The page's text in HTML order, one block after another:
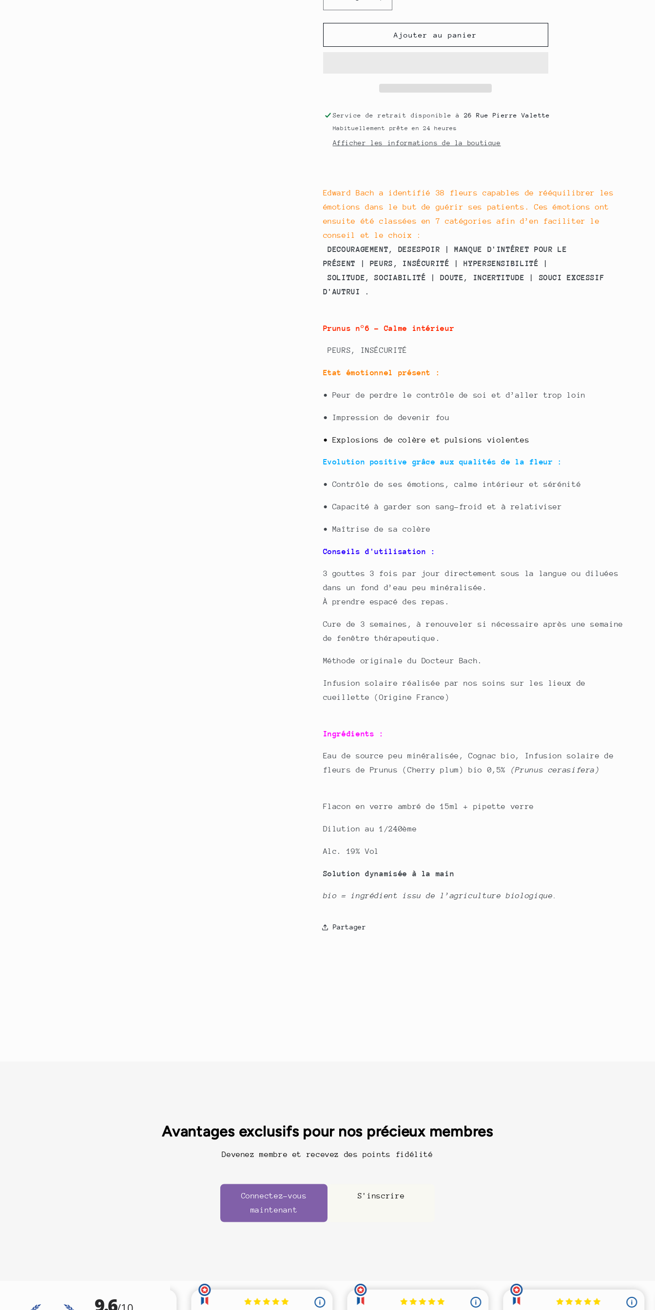
Réduire
la
quantité
Cherry
Dr
Bach
Bio
Augmenter
la
quantité
Cherry
Dr
Bach
Bio
Ajouter au panier
Service de retrait disponible à 26 Rue Pierre Valette
Habituellement prête en 24 heures
Afficher les informations de la boutique
Edward Bach a identifié 38 fleurs capables de rééquilibrer les
émotions dans le but de guérir ses patients. Ces émotions ont
ensuite été classées en 7 catégories afin d’en faciliter le
conseil et le choix :
DECOURAGEMENT, DESESPOIR | MANQUE D'INTÉRET POUR LE
PRÉSENT | PEURS, INSÉCURITÉ | HYPERSENSIBILITÉ |
SOLITUDE, SOCIABILITÉ | DOUTE, INCERTITUDE | SOUCI EXCESSIF
D'AUTRUI .
Prunus n°6 - Calme intérieur
PEURS, INSÉCURITÉ
Etat émotionnel présent :
• Peur de perdre le contrôle de soi et d’aller trop loin
• Impression de devenir fou
• Explosions de colère et pulsions violentes
Evolution positive grâce aux qualités de la fleur :
• Contrôle de ses émotions, calme intérieur et sérénité
• Capacité à garder son sang-froid et à relativiser
• Maîtrise de sa colère
Conseils d'utilisation :
3 gouttes 3 fois par jour directement sous la langue ou diluées
dans un fond d’eau peu minéralisée.
À prendre espacé des repas.
Cure de 3 semaines, à renouveler si nécessaire après une semaine
de fenêtre thérapeutique.
Méthode originale du Docteur Bach.
Infusion solaire réalisée par nos soins sur les lieux de
cueillette (Origine France)
Ingrédients :
Eau de source peu minéralisée, Cognac bio, Infusion solaire de
fleurs de Prunus (Cherry plum) bio 0,5% (Prunus cerasifera)
Flacon en verre ambré de 15ml + pipette verre
Dilution au 1/240ème
Alc. 19% Vol
Solution dynamisée à la main
bio = ingrédient issu de l’agriculture biologique.
Partager
Avantages exclusifs pour nos précieux membres
Devenez membre et recevez des points fidélité
Connectez-vous
maintenant
S'inscrire